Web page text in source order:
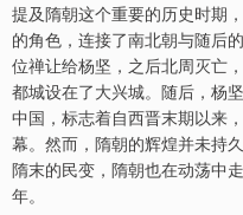
提及隋朝这个重要的历史时期
的角色，连接了南北朝与随后
位禅让给杨坚，之后北周灭亡
都城设在了大兴城。随后，杨
中国，标志着自西晋末期以来
幕。然而，隋朝的辉煌并未持
隋末的民变，隋朝也在动荡中
年。